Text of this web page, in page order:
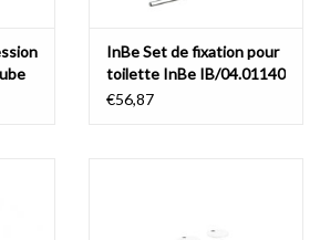
InBe Set de fixation pour
toilette InBe IB/04.01140
et IB/04.01141.xx
€56,87